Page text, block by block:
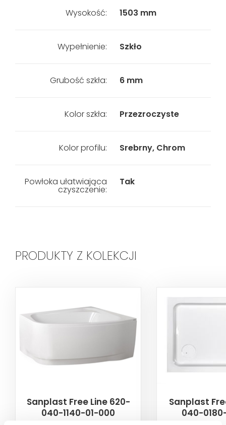
Wysokość: 1503 mm
Wypełnienie: Szkło
Grubość szkła: 6 mm
Kolor szkła: Przezroczyste
Kolor profilu: Srebrny, Chrom
Powłoka ułatwiająca
czyszczenie:
Tak
PRODUKTY Z KOLEKCJI
Sanplast Free Line 620-
040-1140-01-000
Sanplast
040-